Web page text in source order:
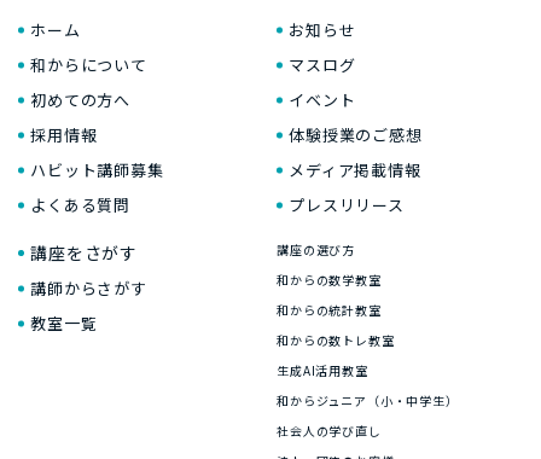
ホーム
和からについて
初めての方へ
採用情報
ハビット講師募集
よくある質問
お知らせ
マスログ
イベント
体験授業のご感想
メディア掲載情報
プレスリリース
講座をさがす
講師からさがす
教室一覧
講座の選び方
和からの数学教室
和からの統計教室
和からの数トレ教室
生成AI活用教室
和からジュニア（小・中学生）
社会人の学び直し